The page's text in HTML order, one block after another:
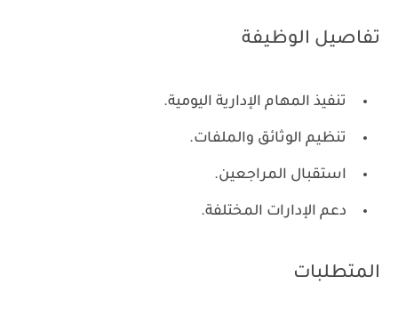
تفاصيل الوظيفة
تنفيذ المهام الإدارية اليومية.
تنظيم الوثائق والملفات.
استقبال المراجعين.
دعم الإدارات المختلفة.
المتطلبات